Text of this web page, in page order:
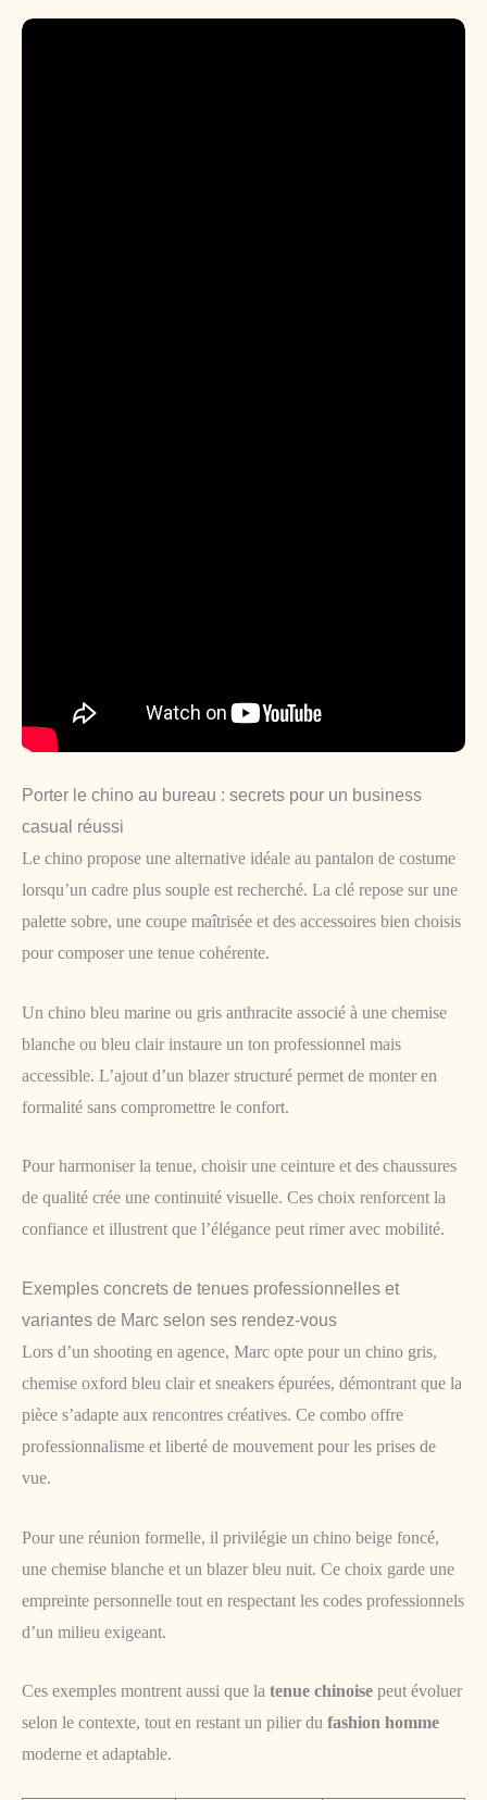
Porter le chino au bureau : secrets pour un business
casual réussi
Le chino propose une alternative idéale au pantalon de costume
lorsqu’un cadre plus souple est recherché. La clé repose sur une
palette sobre, une coupe maîtrisée et des accessoires bien choisis
pour composer une tenue cohérente.
Un chino bleu marine ou gris anthracite associé à une chemise
blanche ou bleu clair instaure un ton professionnel mais
accessible. L’ajout d’un blazer structuré permet de monter en
formalité sans compromettre le confort.
Pour harmoniser la tenue, choisir une ceinture et des chaussures
de qualité crée une continuité visuelle. Ces choix renforcent la
confiance et illustrent que l’élégance peut rimer avec mobilité.
Exemples concrets de tenues professionnelles et
variantes de Marc selon ses rendez-vous
Lors d’un shooting en agence, Marc opte pour un chino gris,
chemise oxford bleu clair et sneakers épurées, démontrant que la
pièce s’adapte aux rencontres créatives. Ce combo offre
professionnalisme et liberté de mouvement pour les prises de
vue.
Pour une réunion formelle, il privilégie un chino beige foncé,
une chemise blanche et un blazer bleu nuit. Ce choix garde une
empreinte personnelle tout en respectant les codes professionnels
d’un milieu exigeant.
Ces exemples montrent aussi que la tenue chinoise peut évoluer
selon le contexte, tout en restant un pilier du fashion homme
moderne et adaptable.